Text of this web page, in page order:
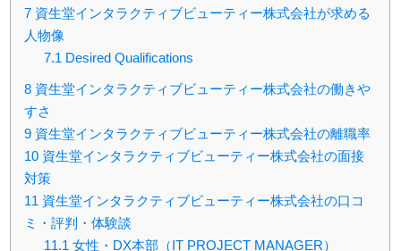
7 資生堂インタラクティブビューティー株式会社が求める
人物像
7.1 Desired Qualifications
8 資生堂インタラクティブビューティー株式会社の働きや
すさ
9 資生堂インタラクティブビューティー株式会社の離職率
10 資生堂インタラクティブビューティー株式会社の面接
対策
11 資生堂インタラクティブビューティー株式会社の口コ
ミ・評判・体験談
11.1 女性・DX本部（IT PROJECT MANAGER）